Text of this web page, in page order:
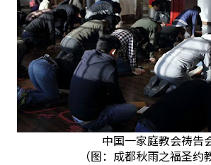
中国一家庭教会祷告
（图：成都秋雨之福圣约